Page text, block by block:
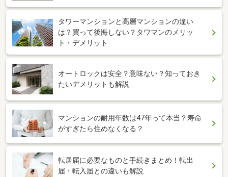
タワーマンションと高層マンションの違い
は？買って後悔しない？タワマンのメリッ
ト・デメリット
オートロックは安全？意味ない？知っておき
たいデメリットも解説
マンションの耐用年数は47年って本当？寿命
がすぎたら住めなくなる？
転居届に必要なものと手続きまとめ！転出
届・転入届との違いも解説